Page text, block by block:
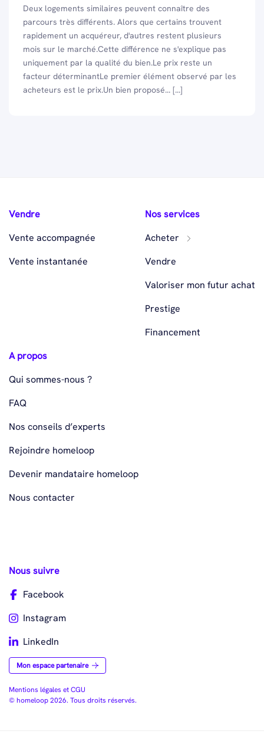
Deux logements similaires peuvent connaître des
parcours très différents. Alors que certains trouvent
rapidement un acquéreur, d'autres restent plusieurs
mois sur le marché.Cette différence ne s'explique pas
uniquement par la qualité du bien.Le prix reste un
facteur déterminantLe premier élément observé par les
acheteurs est le prix.Un bien proposé... [...]
Vendre
Vente accompagnée
Vente instantanée
Nos services
Acheter
Vendre
Valoriser mon futur achat
Prestige
Financement
A propos
Qui sommes-nous ?
FAQ
Nos conseils d’experts
Rejoindre homeloop
Devenir mandataire homeloop
Nous contacter
Nous suivre
Facebook
Instagram
LinkedIn
Mon espace partenaire
Mentions légales et CGU
© homeloop 2026. Tous droits réservés.